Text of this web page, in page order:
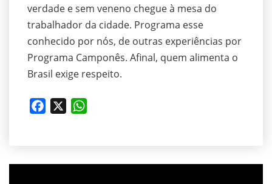
verdade e sem veneno chegue à mesa do
trabalhador da cidade. Programa esse
conhecido por nós, de outras experiências por
Programa Camponês. Afinal, quem alimenta o
Brasil exige respeito.
Facebook